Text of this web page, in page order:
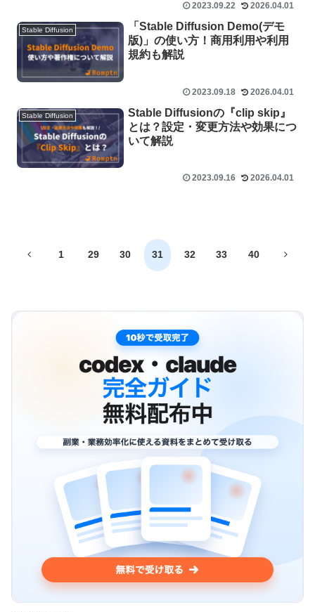
2023.09.22 2026.04.01
Stable Diffusion
「Stable Diffusion Demo(デモ
版)」の使い方！商用利用や利用
規約も解説
2023.09.18 2026.04.01
Stable Diffusion
Stable Diffusionの『clip skip』
とは？設定・変更方法や効果につ
いて解説
2023.09.16 2026.04.01
前 1 29 30 31 32 33 40 次